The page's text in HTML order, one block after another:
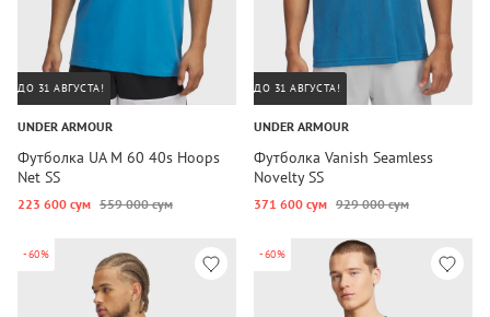
ДО 31 АВГУСТА!
UNDER ARMOUR
Футболка UA M 60 40s Hoops
Net SS
223 600 сум 559 000 сум
ДО 31 АВГУСТА!
UNDER ARMOUR
Футболка Vanish Seamless
Novelty SS
371 600 сум 929 000 сум
-60% -60%